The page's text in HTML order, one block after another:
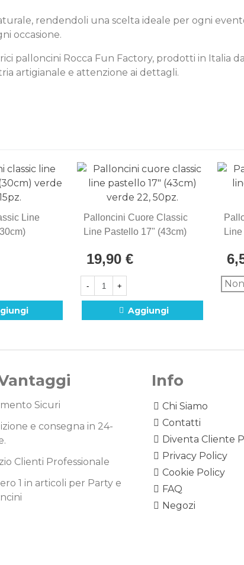
rendendoli una scelta ideale per ogni
occasione.
palloncini Rocca Fun Factory, prodotti in Italia
artigianale e attenzione ai dettagli.
Line
Palloncini Cuore Classic
Line Pastello 17" (43cm)
19,90 €
- +
Aggiungi
Sicuri
e consegna in 24-
Clienti Professionale
1 in articoli per Party e
Info
Chi Siamo
Contatti
Diventa Cliente
Privacy Policy
Cookie Policy
FAQ
Negozi